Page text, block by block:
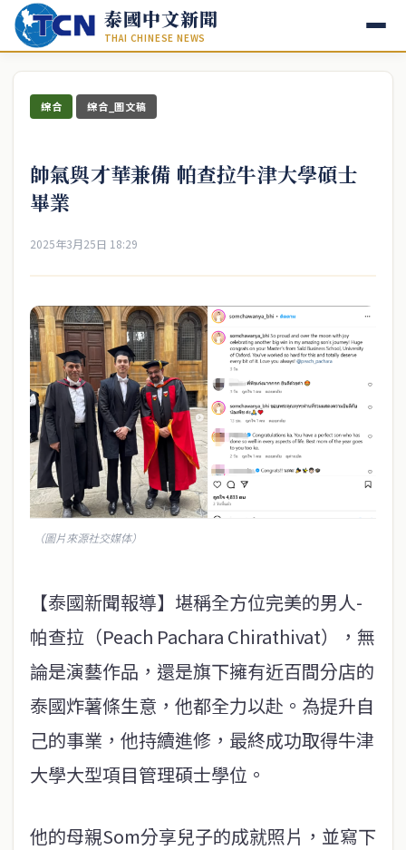
泰國中文新聞
THAI CHINESE NEWS
綜合 綜合_圖文稿
帥氣與才華兼備 帕查拉牛津大學碩士
畢業
2025年3月25日 18:29
（圖片來源社交媒体）
【泰國新聞報導】堪稱全方位完美的男人-
帕查拉（Peach Pachara Chirathivat），無
論是演藝作品，還是旗下擁有近百間分店的
泰國炸薯條生意，他都全力以赴。為提升自
己的事業，他持續進修，最終成功取得牛津
大學大型項目管理碩士學位。
他的母親Som分享兒子的成就照片，並寫下